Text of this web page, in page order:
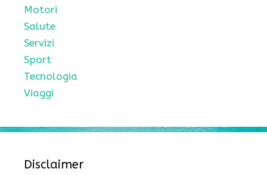
Motori
Salute
Servizi
Sport
Tecnologia
Viaggi
Disclaimer